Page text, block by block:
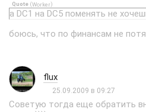
Quote (Worker)
а DC1 на DC5 поменять не
боюсь, что по финансам не
flux
25.09.2009 в 09:27
Советую тогда еще обратить